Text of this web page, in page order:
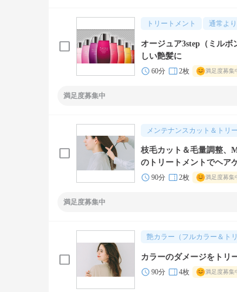
トリートメント 通常より
オージュア3step（ミル
しい艶髪に
60分 2枚 満足度募集
満足度募集中
メンテナンスカット＆トリ
枝毛カット＆毛量調整、
のトリートメントでヘア
90分 2枚 満足度募集
満足度募集中
艶カラー（フルカラー＆ト
カラーのダメージをトリ
90分 4枚 満足度募集